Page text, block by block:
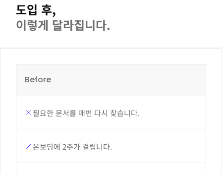
도입 후,
이렇게 달라집니다.
Before
필요한 문서를 매번 다시 찾습니다.
온보딩에 2주가 걸립니다.